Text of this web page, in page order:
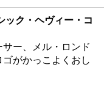
ック・ヘヴィー・コ
ー、メル・ロンド
がかっこよくおし